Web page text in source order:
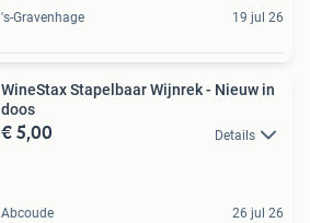
's-Gravenhage 19 jul 26
WineStax Stapelbaar Wijnrek - Nieuw in
doos
€ 5,00 Details
Abcoude 26 jul 26